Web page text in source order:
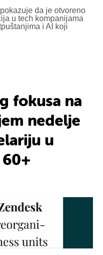
da je otvoreno
u tech kompanijama
i AI koji
fokusa na
nedelje
u